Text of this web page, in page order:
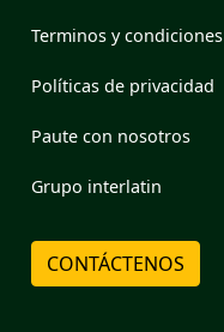
Terminos y condiciones
Políticas de privacidad
Paute con nosotros
Grupo interlatin
CONTÁCTENOS